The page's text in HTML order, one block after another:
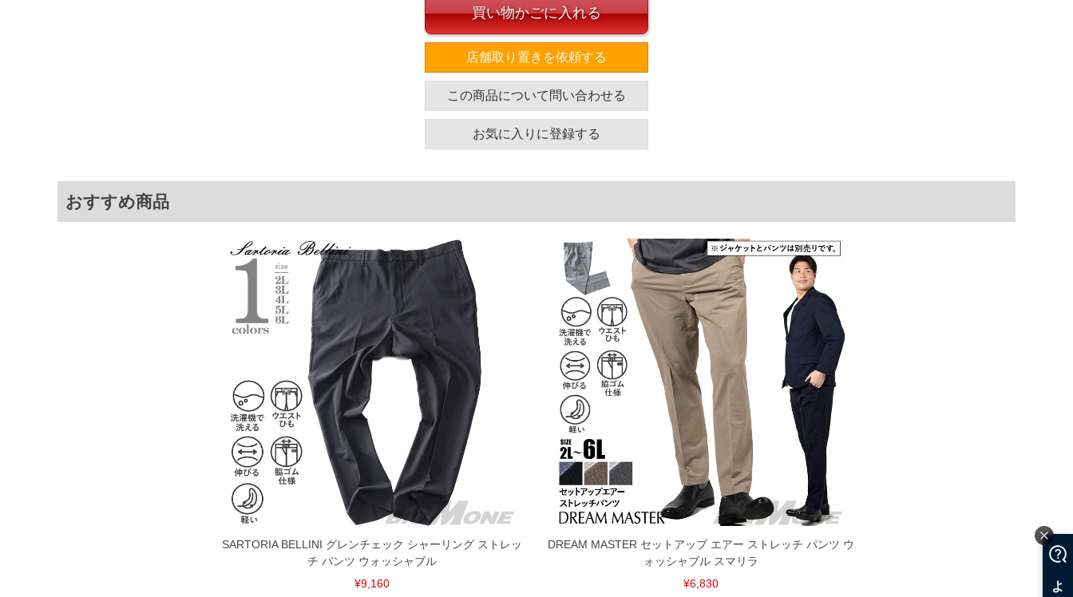
パンツの折り目を半永久的に保ってくれる「形状記憶加工」
シロセット加工／ウエストマジック／ストレッチ／消臭機能つきシック／お尻部分に補
強テープ／ベルトループ9本／ポケットのD管留め／前開きファスナー／サイド・バック
【ご家庭での洗い方】ボタン、前カン、ファスナーを閉じ、洗濯ネットに入れ、水流は
「ドライ」「ソフト」「手洗い」で行い、脱水は15秒～1分程度で行ってください。【ア
イロンのかけ方】必ずあて布をしてアイロンをかけてください。（温度設定は150℃を限
ウエスト 股下 総丈
105 96 42.5 127.7
96 127.7
115 96 45.5 128.7
96 47 128.7
96 129.7
140 96 130.7
150 96 131.7
160
132.7
単位はcm
※商品によって若干のサイズの誤差がございます。また、お客様がご使用の環境（コンピュ
ータ画面）によって、商品の色味が若干異なる場合がございます。予めご了承ください。
※上記サイズが実際の商品に付いているタグのサイズ表記と異なる場合があります。お取り
※当店での掲載商品は、実店鋪と在庫を共用しておりますので店頭での売り違い、店舗から
のお取り寄せ等により、お客様にご迷惑をお掛けしてしまう場合がございます。そのような
ことがない様最大限に努めておりますが、もしあった場合速やかにご連絡させて頂きますの
買い物かごに入れる
店舗取り置きを依頼する
この商品について問い合わせる
お気に入りに登録する
おすすめ商品
SARTORIA BELLINI グレンチェック シャーリング ストレッ
チ パンツ ウォッシャブル
¥9,160
DREAM MASTER セットアップ エアー ストレッチ パンツ ウ
ォッシャブル スマリラ
¥6,830